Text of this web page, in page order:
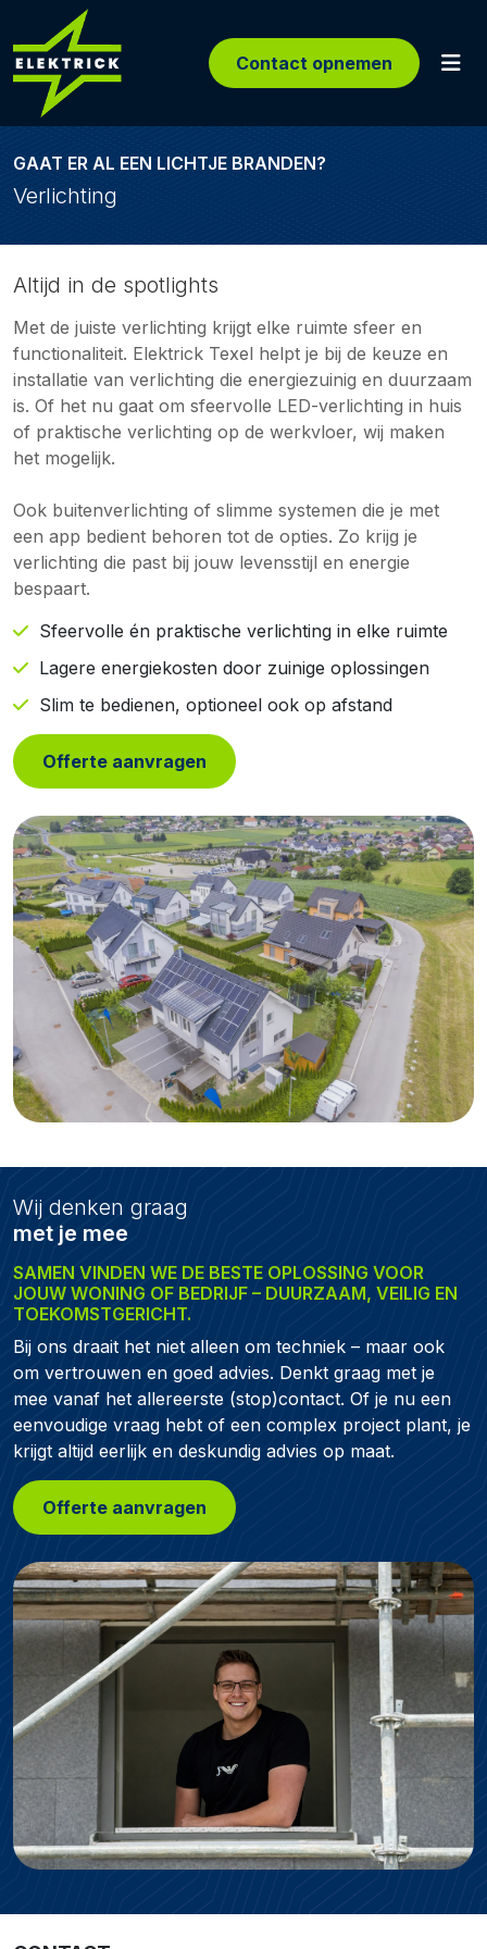
Contact opnemen
GAAT ER AL EEN LICHTJE BRANDEN?
Verlichting
Altijd in de spotlights
Met de juiste verlichting krijgt elke ruimte sfeer en
functionaliteit. Elektrick Texel helpt je bij de keuze en
installatie van verlichting die energiezuinig en duurzaam
is. Of het nu gaat om sfeervolle LED-verlichting in huis
of praktische verlichting op de werkvloer, wij maken
het mogelijk.
Ook buitenverlichting of slimme systemen die je met
een app bedient behoren tot de opties. Zo krijg je
verlichting die past bij jouw levensstijl en energie
bespaart.
Sfeervolle én praktische verlichting in elke ruimte
Lagere energiekosten door zuinige oplossingen
Slim te bedienen, optioneel ook op afstand
Offerte aanvragen
Wij denken graag
met je mee
SAMEN VINDEN WE DE BESTE OPLOSSING VOOR
JOUW WONING OF BEDRIJF – DUURZAAM, VEILIG EN
TOEKOMSTGERICHT.
Bij ons draait het niet alleen om techniek – maar ook
om vertrouwen en goed advies. Denkt graag met je
mee vanaf het allereerste (stop)contact. Of je nu een
eenvoudige vraag hebt of een complex project plant, je
krijgt altijd eerlijk en deskundig advies op maat.
Offerte aanvragen